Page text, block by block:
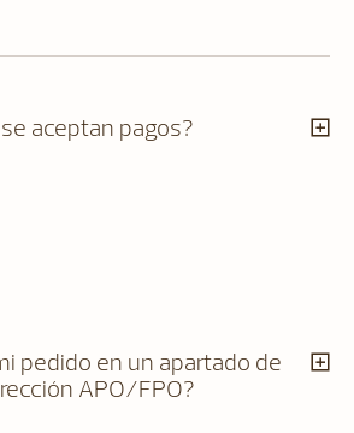
aceptan pagos?
pedido en un apartado de
APO/FPO?